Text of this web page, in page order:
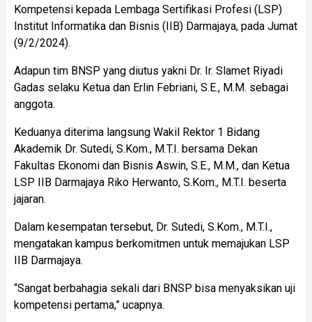
Kompetensi kepada Lembaga Sertifikasi Profesi (LSP)
Institut Informatika dan Bisnis (IIB) Darmajaya, pada Jumat
(9/2/2024).
Adapun tim BNSP yang diutus yakni Dr. Ir. Slamet Riyadi
Gadas selaku Ketua dan Erlin Febriani, S.E., M.M. sebagai
anggota.
Keduanya diterima langsung Wakil Rektor 1 Bidang
Akademik Dr. Sutedi, S.Kom., M.T.I. bersama Dekan
Fakultas Ekonomi dan Bisnis Aswin, S.E., M.M., dan Ketua
LSP IIB Darmajaya Riko Herwanto, S.Kom., M.T.I. beserta
jajaran.
Dalam kesempatan tersebut, Dr. Sutedi, S.Kom., M.T.I.,
mengatakan kampus berkomitmen untuk memajukan LSP
IIB Darmajaya.
“Sangat berbahagia sekali dari BNSP bisa menyaksikan uji
kompetensi pertama,” ucapnya.